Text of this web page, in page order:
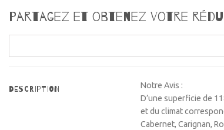
Partagez et obtenez votre
DESCRIPTION
Notre Avis :
D’une superficie de
et du climat
Cabernet, Carignan,